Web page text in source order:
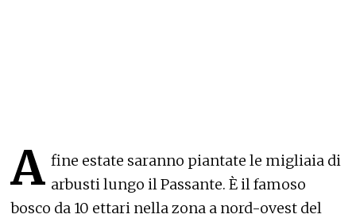
A fine estate saranno piantate le migliaia di
arbusti lungo il Passante. È il famoso
bosco da 10 ettari nella zona a nord-ovest del